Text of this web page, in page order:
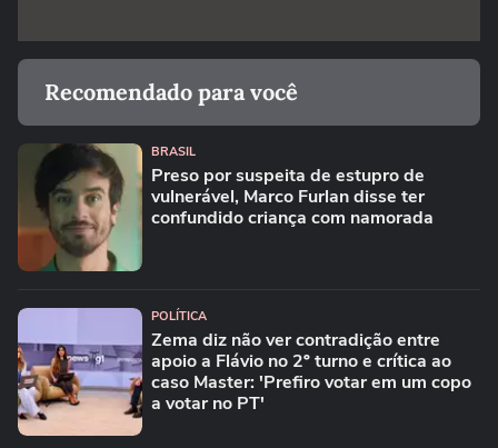
Recomendado para você
BRASIL
Preso por suspeita de estupro de
vulnerável, Marco Furlan disse ter
confundido criança com namorada
POLÍTICA
Zema diz não ver contradição entre
apoio a Flávio no 2º turno e crítica ao
caso Master: 'Prefiro votar em um copo
a votar no PT'